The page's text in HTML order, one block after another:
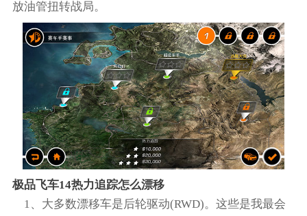
放油管扭转战局。
极品飞车14热力追踪怎么漂移
1、大多数漂移车是后轮驱动(RWD)。这些是我最会